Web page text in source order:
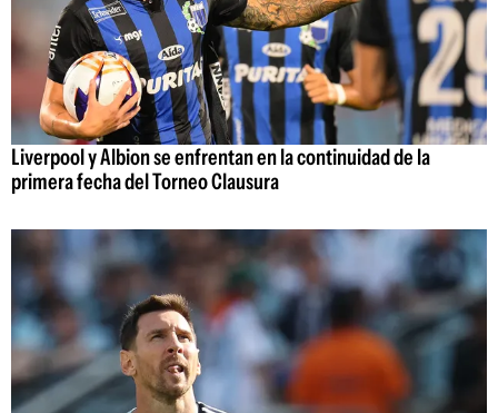
Liverpool y Albion se enfrentan en la continuidad de la
primera fecha del Torneo Clausura